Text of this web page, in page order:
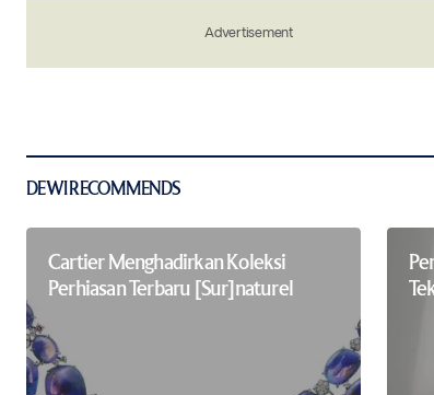
Save my name, email, and
Advertisement
DEWI RECOMMENDS
Cartier Menghadirkan Koleksi
Perhiasan Terbaru [Sur]naturel